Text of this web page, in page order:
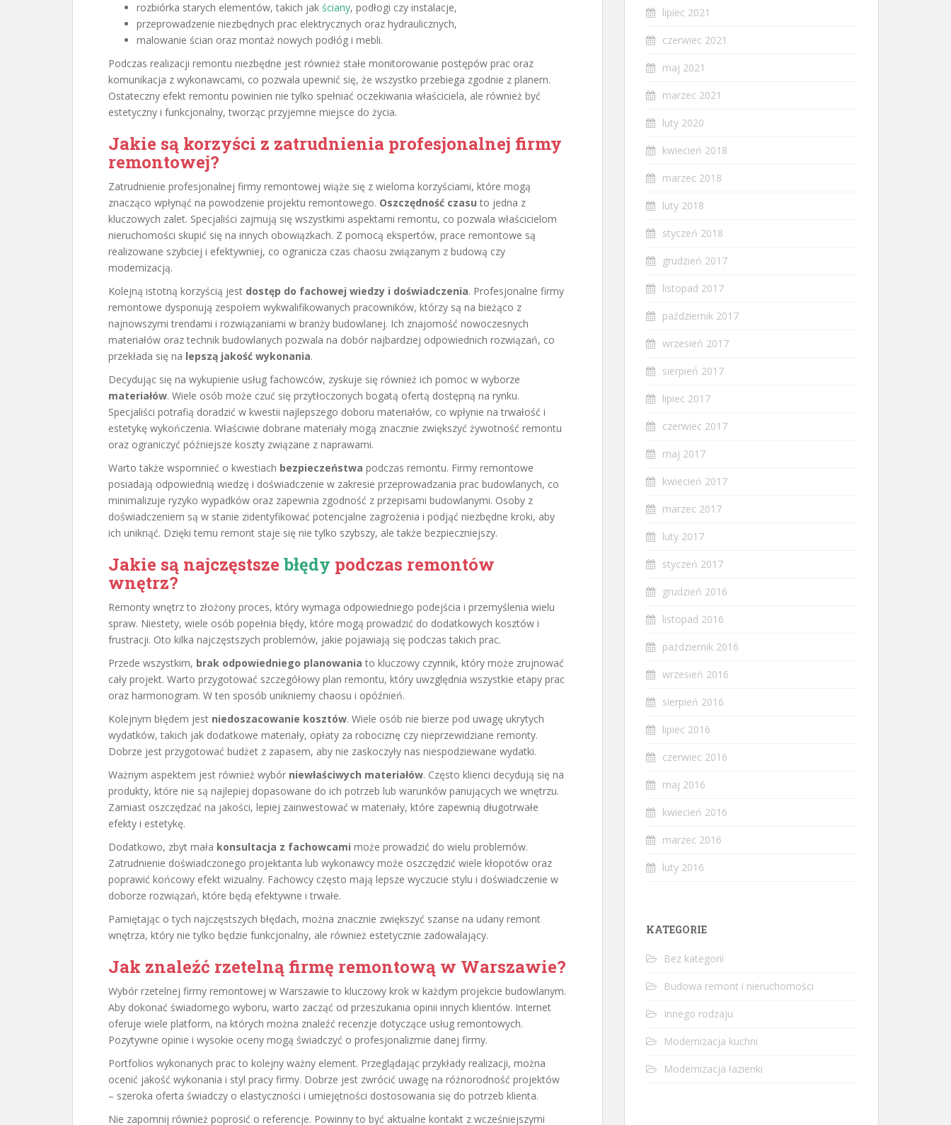
rozbiórka starych elementów, takich jak ściany, podłogi czy instalacje,
przeprowadzenie niezbędnych prac elektrycznych oraz hydraulicznych,
malowanie ścian oraz montaż nowych podłóg i mebli.
Podczas realizacji remontu niezbędne jest również stałe monitorowanie postępów prac oraz
komunikacja z wykonawcami, co pozwala upewnić się, że wszystko przebiega zgodnie z planem.
Ostateczny efekt remontu powinien nie tylko spełniać oczekiwania właściciela, ale również być
estetyczny i funkcjonalny, tworząc przyjemne miejsce do życia.
Jakie są korzyści z zatrudnienia profesjonalnej firmy
remontowej?
Zatrudnienie profesjonalnej firmy remontowej wiąże się z wieloma korzyściami, które mogą
znacząco wpłynąć na powodzenie projektu remontowego. Oszczędność czasu to jedna z
kluczowych zalet. Specjaliści zajmują się wszystkimi aspektami remontu, co pozwala właścicielom
nieruchomości skupić się na innych obowiązkach. Z pomocą ekspertów, prace remontowe są
realizowane szybciej i efektywniej, co ogranicza czas chaosu związanym z budową czy
modernizacją.
Kolejną istotną korzyścią jest dostęp do fachowej wiedzy i doświadczenia. Profesjonalne firmy
remontowe dysponują zespołem wykwalifikowanych pracowników, którzy są na bieżąco z
najnowszymi trendami i rozwiązaniami w branży budowlanej. Ich znajomość nowoczesnych
materiałów oraz technik budowlanych pozwala na dobór najbardziej odpowiednich rozwiązań, co
przekłada się na lepszą jakość wykonania.
Decydując się na wykupienie usług fachowców, zyskuje się również ich pomoc w wyborze
materiałów. Wiele osób może czuć się przytłoczonych bogatą ofertą dostępną na rynku.
Specjaliści potrafią doradzić w kwestii najlepszego doboru materiałów, co wpłynie na trwałość i
estetykę wykończenia. Właściwie dobrane materiały mogą znacznie zwiększyć żywotność remontu
oraz ograniczyć późniejsze koszty związane z naprawami.
Warto także wspomnieć o kwestiach bezpieczeństwa podczas remontu. Firmy remontowe
posiadają odpowiednią wiedzę i doświadczenie w zakresie przeprowadzania prac budowlanych, co
minimalizuje ryzyko wypadków oraz zapewnia zgodność z przepisami budowlanymi. Osoby z
doświadczeniem są w stanie zidentyfikować potencjalne zagrożenia i podjąć niezbędne kroki, aby
ich uniknąć. Dzięki temu remont staje się nie tylko szybszy, ale także bezpieczniejszy.
Jakie są najczęstsze błędy podczas remontów
wnętrz?
Remonty wnętrz to złożony proces, który wymaga odpowiedniego podejścia i przemyślenia wielu
spraw. Niestety, wiele osób popełnia błędy, które mogą prowadzić do dodatkowych kosztów i
frustracji. Oto kilka najczęstszych problemów, jakie pojawiają się podczas takich prac.
Przede wszystkim, brak odpowiedniego planowania to kluczowy czynnik, który może zrujnować
cały projekt. Warto przygotować szczegółowy plan remontu, który uwzględnia wszystkie etapy prac
oraz harmonogram. W ten sposób unikniemy chaosu i opóźnień.
Kolejnym błędem jest niedoszacowanie kosztów. Wiele osób nie bierze pod uwagę ukrytych
wydatków, takich jak dodatkowe materiały, opłaty za robociznę czy nieprzewidziane remonty.
Dobrze jest przygotować budżet z zapasem, aby nie zaskoczyły nas niespodziewane wydatki.
Ważnym aspektem jest również wybór niewłaściwych materiałów. Często klienci decydują się na
produkty, które nie są najlepiej dopasowane do ich potrzeb lub warunków panujących we wnętrzu.
Zamiast oszczędzać na jakości, lepiej zainwestować w materiały, które zapewnią długotrwałe
efekty i estetykę.
Dodatkowo, zbyt mała konsultacja z fachowcami może prowadzić do wielu problemów.
Zatrudnienie doświadczonego projektanta lub wykonawcy może oszczędzić wiele kłopotów oraz
poprawić końcowy efekt wizualny. Fachowcy często mają lepsze wyczucie stylu i doświadczenie w
doborze rozwiązań, które będą efektywne i trwałe.
Pamiętając o tych najczęstszych błędach, można znacznie zwiększyć szanse na udany remont
wnętrza, który nie tylko będzie funkcjonalny, ale również estetycznie zadowalający.
Jak znaleźć rzetelną firmę remontową w Warszawie?
Wybór rzetelnej firmy remontowej w Warszawie to kluczowy krok w każdym projekcie budowlanym.
Aby dokonać świadomego wyboru, warto zacząć od przeszukania opinii innych klientów. Internet
oferuje wiele platform, na których można znaleźć recenzje dotyczące usług remontowych.
Pozytywne opinie i wysokie oceny mogą świadczyć o profesjonalizmie danej firmy.
Portfolios wykonanych prac to kolejny ważny element. Przeglądając przykłady realizacji, można
ocenić jakość wykonania i styl pracy firmy. Dobrze jest zwrócić uwagę na różnorodność projektów
– szeroka oferta świadczy o elastyczności i umiejętności dostosowania się do potrzeb klienta.
Nie zapomnij również poprosić o referencje. Powinny to być aktualne kontakt z wcześniejszymi
lipiec 2021
czerwiec 2021
maj 2021
marzec 2021
luty 2020
kwiecień 2018
marzec 2018
luty 2018
styczeń 2018
grudzień 2017
listopad 2017
październik 2017
wrzesień 2017
sierpień 2017
lipiec 2017
czerwiec 2017
maj 2017
kwiecień 2017
marzec 2017
luty 2017
styczeń 2017
grudzień 2016
listopad 2016
październik 2016
wrzesień 2016
sierpień 2016
lipiec 2016
czerwiec 2016
maj 2016
kwiecień 2016
marzec 2016
luty 2016
KATEGORIE
Bez kategorii
Budowa remont i nieruchomości
Innego rodzaju
Modernizacja kuchni
Modernizacja łazienki